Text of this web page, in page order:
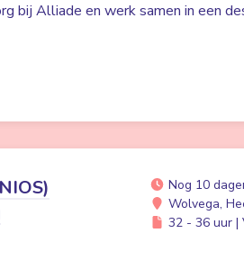
bij Alliade en werk samen in een
Nog 10
Wolvega,
32 - 36 uur |